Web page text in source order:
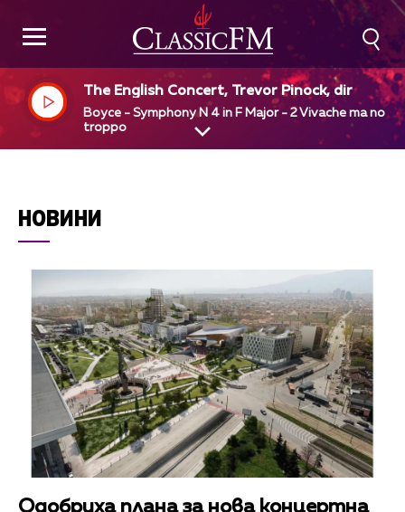
The English Concert, Trevor Pinock, dir
Boyce - Symphony N 4 in F Major - 2 Vivache ma non
troppo
НОВИНИ
Одобриха плана за нова концертна